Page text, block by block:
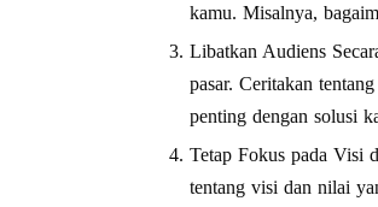
kamu. Misalnya,
Libatkan Audiens
pasar. Ceritakan
penting dengan solusi
Tetap Fokus pada Visi
tentang visi dan nilai